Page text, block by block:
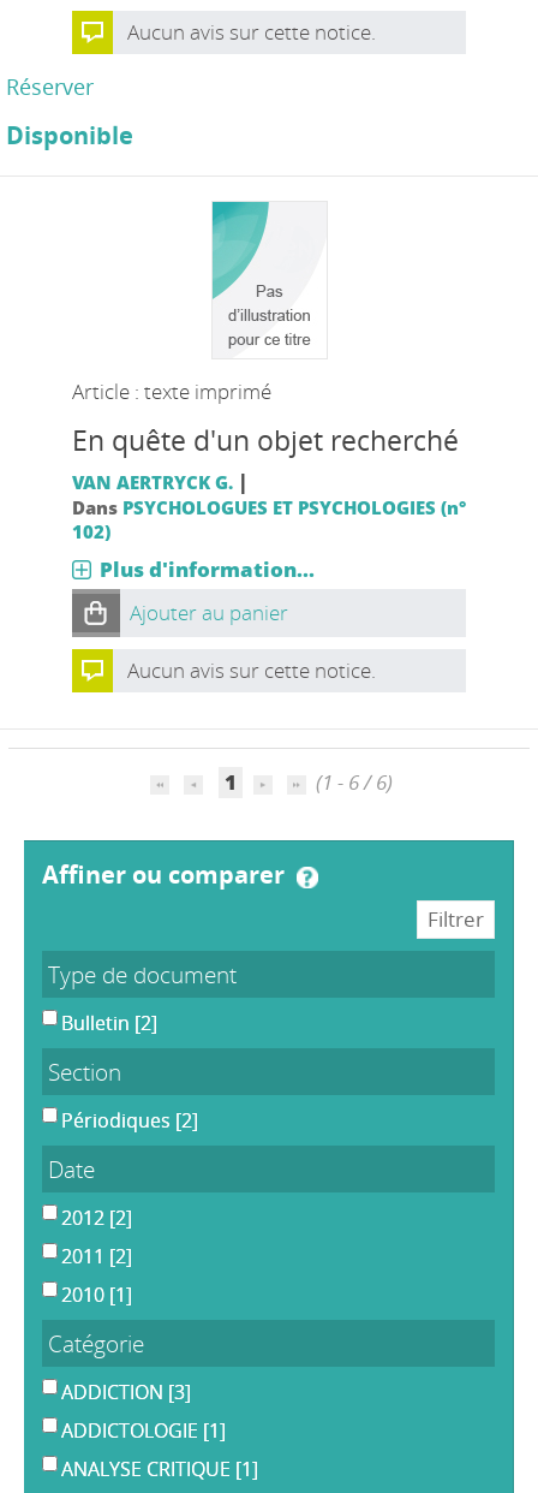
Aucun avis sur cette notice.
Réserver
Disponible
Article : texte imprimé
En quête d'un objet recherché
VAN AERTRYCK G. |
Dans PSYCHOLOGUES ET PSYCHOLOGIES (n°
102)
Plus d'information...
Ajouter au panier
Aucun avis sur cette notice.
1 (1 - 6 / 6)
affiner ou comparer
Type de document
Bulletin [2]
Section
Périodiques [2]
Date
2012 [2]
2011 [2]
2010 [1]
Catégorie
ADDICTION [3]
ADDICTOLOGIE [1]
ANALYSE CRITIQUE [1]